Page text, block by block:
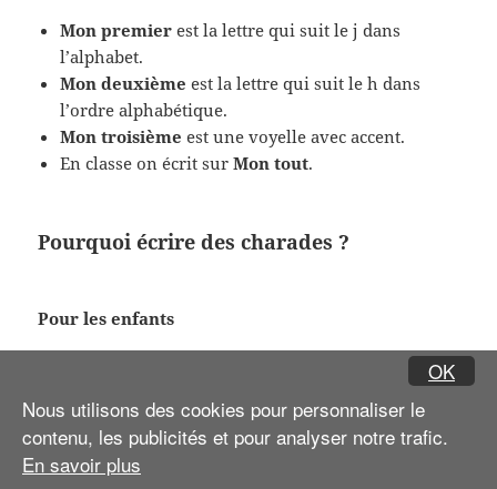
OK
Nous utilisons des cookies pour personnaliser le
contenu, les publicités et pour analyser notre trafic.
En savoir plus
Mon premier est la lettre qui suit le j dans
l’alphabet.
Mon deuxième est la lettre qui suit le h dans
l’ordre alphabétique.
Mon troisième est une voyelle avec accent.
En classe on écrit surMon tout.
Pourquoi écrire des charades ?
Pour les enfants
rire ses copains et on devient un vrai petit détective
de l’imaginaire.